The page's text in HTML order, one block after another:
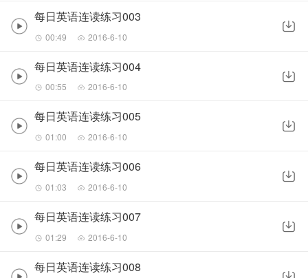
每日英语连读练习003
00:49 2016-6-10
每日英语连读练习004
00:55 2016-6-10
每日英语连读练习005
01:00 2016-6-10
每日英语连读练习006
01:03 2016-6-10
每日英语连读练习007
01:29 2016-6-10
每日英语连读练习008